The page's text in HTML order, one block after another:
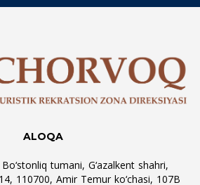
ALOQA
tumani, G‘azalkent shahri,
110700, Amir Temur ko‘chasi, 107B